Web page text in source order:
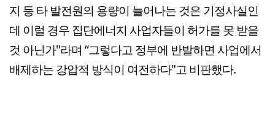
지 등 타 발전원의 용량이 늘어나는 것은 기정사실인
데 이럴 경우 집단에너지 사업자들이 허가를 못 받을
것 아닌가"라며 “그렇다고 정부에 반발하면 사업에서
배제하는 강압적 방식이 여전하다"고 비판했다.